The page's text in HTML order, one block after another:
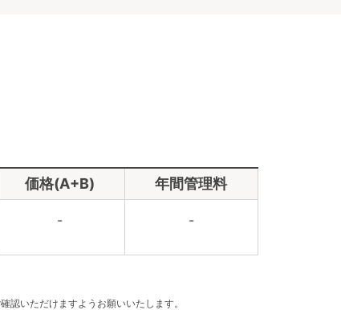
価格(A+B) 年間管理料
- -
いただけますようお願いいたします。